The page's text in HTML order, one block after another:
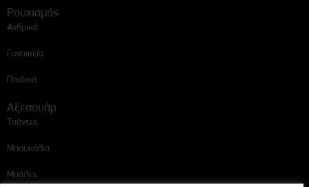
Ρουχισμός
Ανδρικά
Γυναικεία
Παιδικά
Αξεσουάρ
Τσάντες
Μπουκάλια
Μπάλες